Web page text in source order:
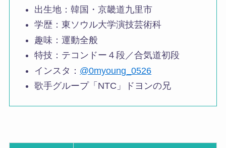
出生地：韓国・京畿道九里市
学歴：東ソウル大学演技芸術科
趣味：運動全般
特技：テコンドー４段／合気道初段
インスタ： @0myoung_0526
歌手グループ「NTC」ドヨンの兄